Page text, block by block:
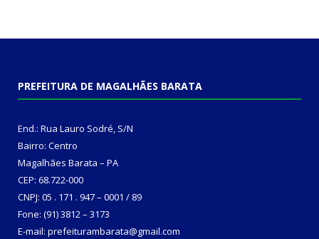
PREFEITURA DE MAGALHÃES BARATA
End.: Rua Lauro Sodré, S/N
Bairro: Centro
Magalhães Barata – PA
CEP: 68.722-000
CNPJ: 05 . 171 . 947 – 0001 / 89
Fone: (91) 3812 – 3173
E-mail: prefeiturambarata@gmail.com